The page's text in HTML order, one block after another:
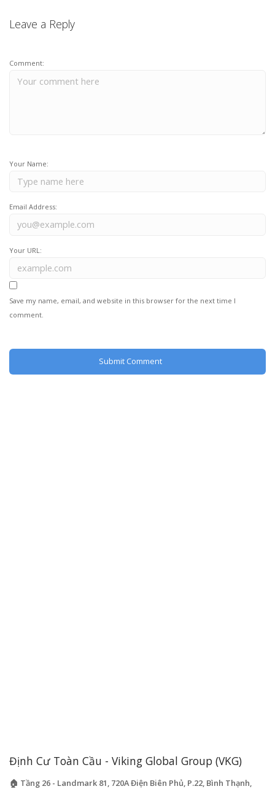
Leave a Reply
Comment:
Your Name:
Email Address:
Your URL:
Save my name, email, and website in this browser for the next time I
comment.
Định Cư Toàn Cầu - Viking Global Group (VKG)
🏠 Tầng 26 - Landmark 81, 720A Điện Biên Phủ, P.22, Bình Thạnh,